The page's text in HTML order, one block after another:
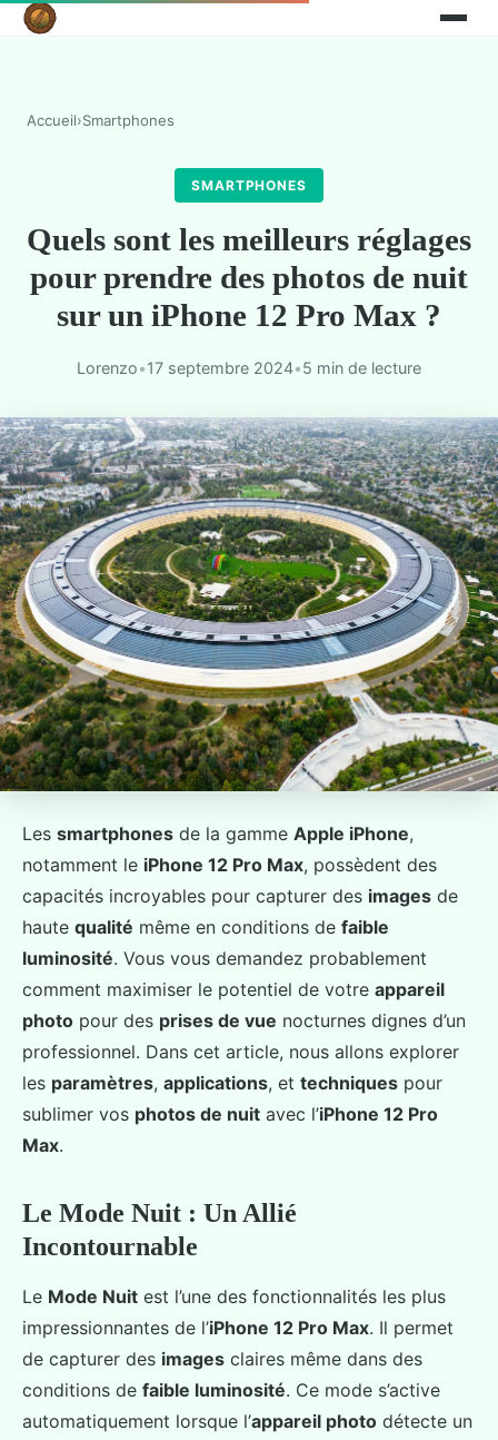
Accueil›Smartphones
SMARTPHONES
Quels sont les meilleurs réglages
pour prendre des photos de nuit
sur un iPhone 12 Pro Max ?
Lorenzo•17 septembre 2024•5 min de lecture
Les smartphones de la gamme Apple iPhone,
notamment le iPhone 12 Pro Max, possèdent des
capacités incroyables pour capturer des images de
haute qualité même en conditions de faible
luminosité. Vous vous demandez probablement
comment maximiser le potentiel de votre appareil
photo pour des prises de vue nocturnes dignes d’un
professionnel. Dans cet article, nous allons explorer
les paramètres, applications, et techniques pour
sublimer vos photos de nuit avec l’iPhone 12 Pro
Max.
Le Mode Nuit : Un Allié
Incontournable
Le Mode Nuit est l’une des fonctionnalités les plus
impressionnantes de l’iPhone 12 Pro Max. Il permet
de capturer des images claires même dans des
conditions de faible luminosité. Ce mode s’active
automatiquement lorsque l’appareil photo détecte un